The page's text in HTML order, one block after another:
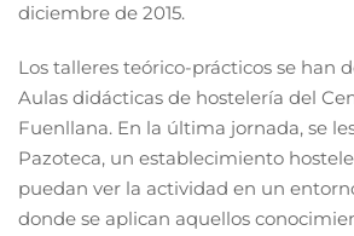
diciembre de 2015.
Los talleres teórico-prácticos se han
Aulas didácticas de hostelería del
Fuenllana. En la última jornada, se
Pazoteca, un establecimiento
puedan ver la actividad en un
donde se aplican aquellos